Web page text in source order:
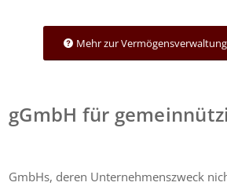
Mehr zur
gGmbH für
GmbHs, deren Unternehmenszweck